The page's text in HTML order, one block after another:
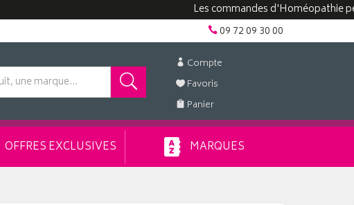
Les commandes d'Homéopathie
09 72 09 30 00
Compte
Favoris
Panier
OFFRES EXCLUSIVES MARQUES